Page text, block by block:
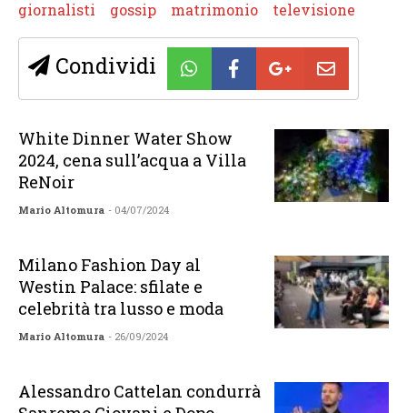
giornalisti gossip matrimonio televisione
Condividi
White Dinner Water Show
2024, cena sull’acqua a Villa
ReNoir
Mario Altomura - 04/07/2024
Milano Fashion Day al
Westin Palace: sfilate e
celebrità tra lusso e moda
Mario Altomura - 26/09/2024
Alessandro Cattelan condurrà